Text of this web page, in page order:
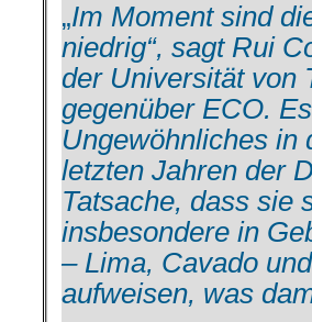
„Im Moment sind
niedrig“, sagt Rui
der Universität von
gegenüber ECO.
Ungewöhnliches in
letzten Jahren der
Tatsache, dass sie
insbesondere in
– Lima, Cavado
aufweisen, was